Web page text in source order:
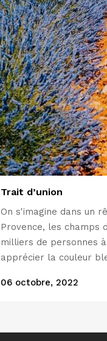
Trait d’union
On s'imagine dans un
Provence, les champs
milliers de personnes
apprécier la couleur
06 octobre, 2022